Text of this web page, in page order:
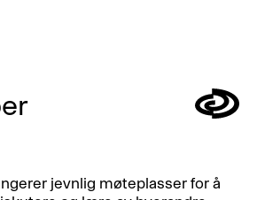
jevnlig møteplasser for å
Symbol